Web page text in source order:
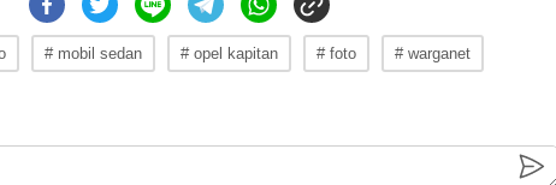
# mobil sedan # opel kapitan # foto # warganet